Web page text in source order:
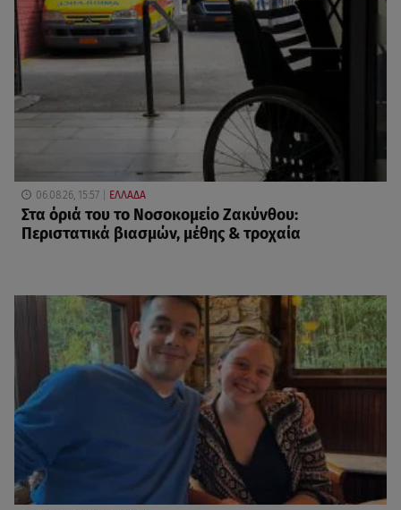
06.08.26, 15:57 ΕΛΛΑΔΑ
Στα όριά του το Νοσοκομείο Ζακύνθου:
Περιστατικά βιασμών, μέθης & τροχαία